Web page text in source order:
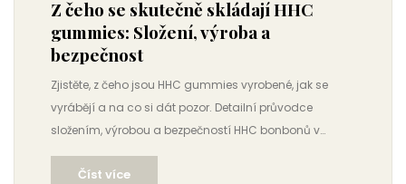
Z čeho se skutečně skládají HHC
gummies: Složení, výroba a
bezpečnost
Zjistěte, z čeho jsou HHC gummies vyrobené, jak se
vyrábějí a na co si dát pozor. Detailní průvodce
složením, výrobou a bezpečností HHC bonbonů v
moderním světě.
Číst více